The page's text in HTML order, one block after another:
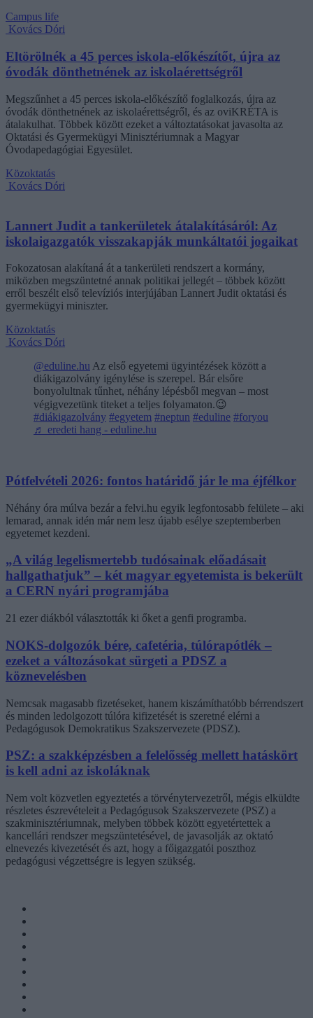
Campus life
Kovács Dóri
Eltörölnék a 45 perces iskola-előkészítőt, újra az
óvodák dönthetnének az iskolaérettségről
Megszűnhet a 45 perces iskola-előkészítő foglalkozás, újra az
óvodák dönthetnének az iskolaérettségről, és az oviKRÉTA is
átalakulhat. Többek között ezeket a változtatásokat javasolta az
Oktatási és Gyermekügyi Minisztériumnak a Magyar
Óvodapedagógiai Egyesület.
Közoktatás
Kovács Dóri
Lannert Judit a tankerületek átalakításáról: Az
iskolaigazgatók visszakapják munkáltatói jogaikat
Fokozatosan alakítaná át a tankerületi rendszert a kormány,
miközben megszüntetné annak politikai jellegét – többek között
erről beszélt első televíziós interjújában Lannert Judit oktatási és
gyermekügyi miniszter.
Közoktatás
Kovács Dóri
@eduline.hu Az első egyetemi ügyintézések között a
diákigazolvány igénylése is szerepel. Bár elsőre
bonyolultnak tűnhet, néhány lépésből megvan – most
végigvezetünk titeket a teljes folyamaton.😉
#diákigazolvány #egyetem #neptun #eduline #foryou
♬ eredeti hang - eduline.hu
Pótfelvételi 2026: fontos határidő jár le ma éjfélkor
Néhány óra múlva bezár a felvi.hu egyik legfontosabb felülete – aki
lemarad, annak idén már nem lesz újabb esélye szeptemberben
egyetemet kezdeni.
„A világ legelismertebb tudósainak előadásait
hallgathatjuk” – két magyar egyetemista is bekerült
a CERN nyári programjába
21 ezer diákból választották ki őket a genfi programba.
NOKS-dolgozók bére, cafetéria, túlórapótlék –
ezeket a változásokat sürgeti a PDSZ a
köznevelésben
Nemcsak magasabb fizetéseket, hanem kiszámíthatóbb bérrendszert
és minden ledolgozott túlóra kifizetését is szeretné elérni a
Pedagógusok Demokratikus Szakszervezete (PDSZ).
PSZ: a szakképzésben a felelősség mellett hatáskört
is kell adni az iskoláknak
Nem volt közvetlen egyeztetés a törvénytervezetről, mégis elküldte
részletes észrevételeit a Pedagógusok Szakszervezete (PSZ) a
szakminisztériumnak, melyben többek között egyetértettek a
kancellári rendszer megszüntetésével, de javasolják az oktató
elnevezés kivezetését és azt, hogy a főigazgatói poszthoz
pedagógusi végzettségre is legyen szükség.